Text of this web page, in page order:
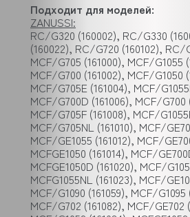
Подходит для моделей:
ZANUSSI:
RC/G320 (160002), RC/G330
(160022), RC/G720 (160102), RC/
MCF/G705 (161000), MCF/G1055
MCF/G700 (161002), MCF/G1050
MCF/G705E (161004), MCF/
MCF/G700D (161006), MCF/G700
MCF/G705F (161008), MCF/
MCF/G705NL (161010), MCF/
MCF/GE1055 (161012), MCF/
MCFGE1050 (161014), MCF/
MCFGE1050D (161020), MCF/
MCFG1055NL (161023), MCF/
MCF/G1090 (161059), MCF/G1095
MCF/G702 (161082), MCF/GE702